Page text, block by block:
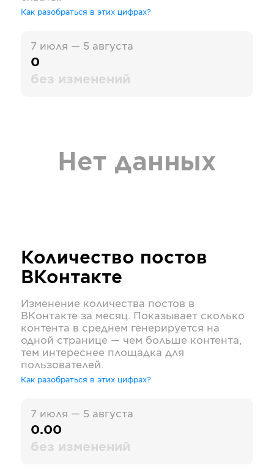
Как разобраться в этих цифрах?
7 июля — 5 августа
0
без изменений
Нет данных
Количество постов
ВКонтакте
Изменение количества постов в
ВКонтакте за месяц. Показывает сколько
контента в среднем генерируется на
одной странице — чем больше контента,
тем интереснее площадка для
пользователей.
Как разобраться в этих цифрах?
7 июля — 5 августа
0.00
без изменений